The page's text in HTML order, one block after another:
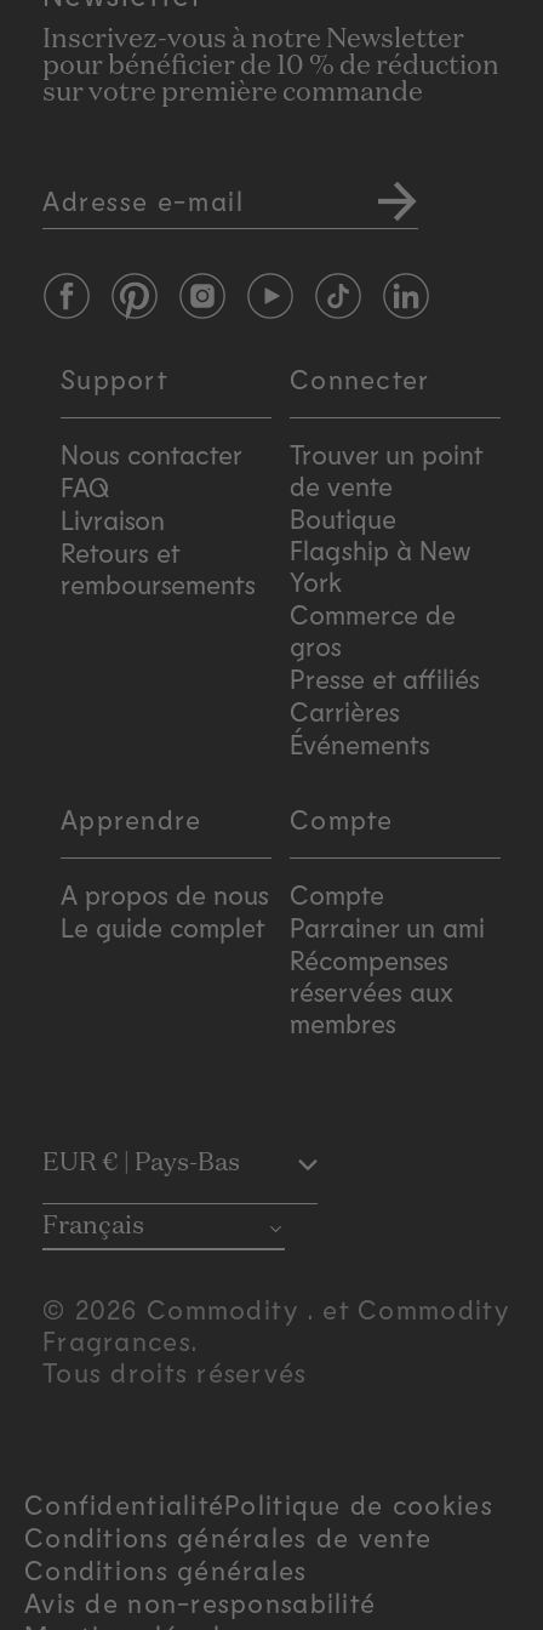
Inscrivez-vous à notre Newsletter
pour bénéficier de 10 % de réduction
sur votre première commande
Adresse e-mail
FacebookPinterestInstagramYouTubeTikTokLinkedIn
Support
Nous contacter
FAQ
Livraison
Retours et
remboursements
Connecter
Trouver un point
de vente
Boutique
Flagship à New
York
Commerce de
gros
Presse et affiliés
Carrières
Événements
Apprendre
A propos de nous
Le guide complet
Compte
Compte
Parrainer un ami
Récompenses
réservées aux
membres
C
o
u
n
y
/
EUR € | Pays-Bas
Français
© 2026 Commodity . et Commodity
Fragrances.
Tous droits réservés
ConfidentialitéPolitique de cookies
Conditions générales de vente
Conditions générales
Avis de non-responsabilité